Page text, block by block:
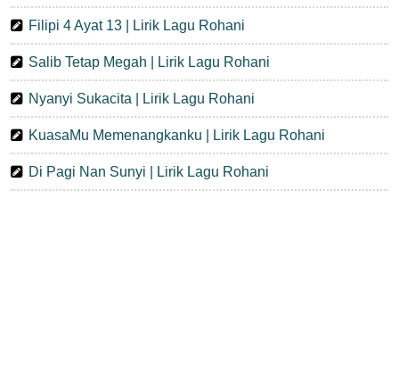
Filipi 4 Ayat 13 | Lirik Lagu Rohani
Salib Tetap Megah | Lirik Lagu Rohani
Nyanyi Sukacita | Lirik Lagu Rohani
KuasaMu Memenangkanku | Lirik Lagu Rohani
Di Pagi Nan Sunyi | Lirik Lagu Rohani